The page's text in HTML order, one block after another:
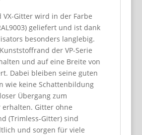
VX-Gitter wird in der Farbe
geliefert und ist dank
besonders langlebig.
der VP-Serie
und auf eine Breite von
Dabei bleiben seine guten
wie keine Schattenbildung
Übergang zum
erhalten. Gitter ohne
(Trimless-Gitter) sind
und sorgen für viele